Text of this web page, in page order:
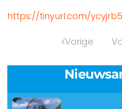
https://tinyurl.com/
Vorige